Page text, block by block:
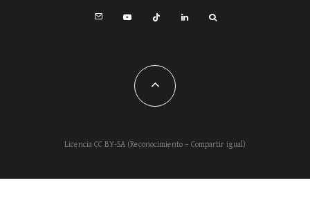
Licencia CC BY-SA (Reconocimiento – Compartir igual)